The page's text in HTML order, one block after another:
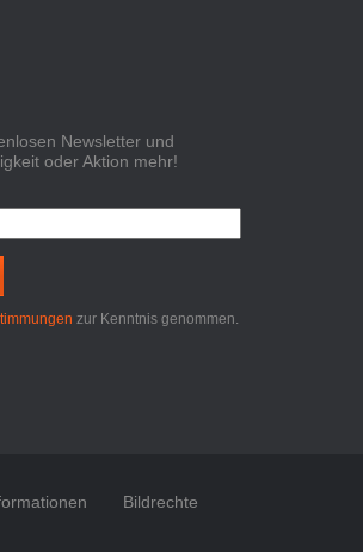
Newsletter und
oder Aktion mehr!
zur Kenntnis genommen.
Bildrechte